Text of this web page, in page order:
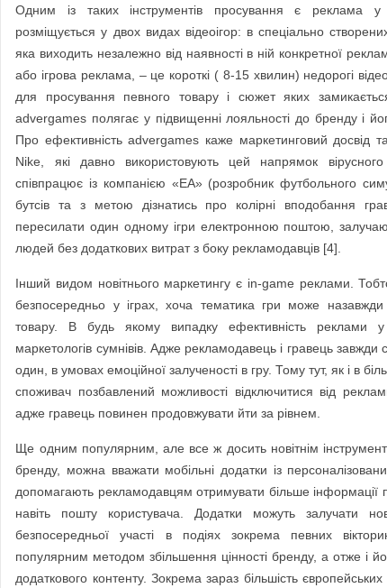
Одним із таких інструментів просування є реклама у
розміщується у двох видах відеоігор: в спеціально
яка виходить незалежно від наявності в ній конкретної
або ігрова реклама, – це короткі ( 8-15 хвилин) недорогі
для просування певного товару і сюжет яких
advergames полягає у підвищенні лояльності до бренду і
Про ефективність advergames каже маркетинговий досвід
Nike, які давно використовують цей напрямок
співпрацює із компанією «EA» (розробник футбольного
бутсів та з метою дізнатись про колірні вподобання
пересилати один одному ігри електронною поштою,
людей без додаткових витрат з боку рекламодавців [4].
Інший видом новітнього маркетингу є in-game реклами.
безпосередньо у іграх, хоча тематика гри може назавжди
товару. В будь якому випадку ефективність реклами у
маркетологів сумнівів. Адже рекламодавець і гравець завжди
один, в умовах емоційної залученості в гру. Тому тут, як і в
споживач позбавлений можливості відключитися від
адже гравець повинен продовжувати йти за рівнем.
Ще одним популярним, але все ж досить новітнім
бренду, можна вважати мобільні додатки із
допомагають рекламодавцям отримувати більше інформації
навіть пошту користувача. Додатки можуть залучати
безпосередньої участі в подіях зокрема певних
популярним методом збільшення цінності бренду, а отже і
додаткового контенту. Зокрема зараз більшість